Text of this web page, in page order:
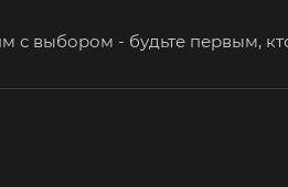
с выбором - будьте первым,